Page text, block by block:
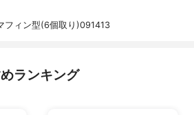
フィン型(6個取り)091413
ランキング